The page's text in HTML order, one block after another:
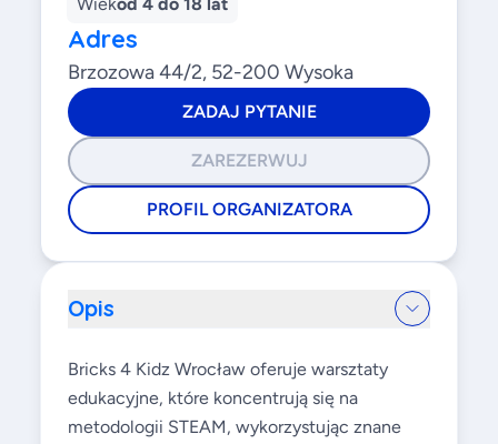
Adres
Brzozowa 44/2, 52-200 Wysoka
ZADAJ PYTANIE
ZAREZERWUJ
PROFIL ORGANIZATORA
Opis
Bricks 4 Kidz Wrocław oferuje warsztaty
edukacyjne, które koncentrują się na
metodologii STEAM, wykorzystując znane